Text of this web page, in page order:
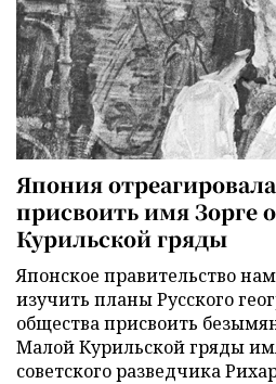
Япония
присвоить имя Зорге
Курильской гряды
Японское правительство
изучить планы Русского
общества присвоить
Малой Курильской гряды
советского разведчика